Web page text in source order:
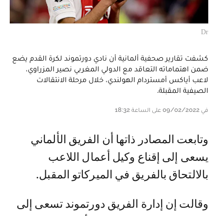
Dr
كشفت تقارير صحفية ألمانية أن نادي دورتموند لكرة القدم يضع
ضمن اهتماماته التعاقد مع الدولي المغربي نصير المزراوي،
لاعب أياكس أمستردام الهولندي، خلال مرحلة الانتقالات
الصيفية المقبلة.
في 09/02/2022 على الساعة 18:32
وتابعت المصادر ذاتها أن الفريق الألماني
يسعى إلى إقناع وكيل أعمال اللاعب
بالالتحاق بالفريق في الميركاتو المقبل.
وقالت إن إدارة الفريق دورتموند تسعى إلى